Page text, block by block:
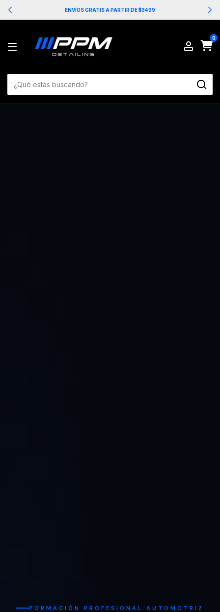
ENVÍOS GRATIS A PARTIR DE $3499
0
FORMACIÓN PROFESIONAL AUTOMOTRIZ